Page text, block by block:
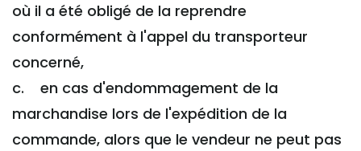
où il a été obligé de la reprendre
conformément à l'appel du transporteur
concerné,
c. en cas d'endommagement de la
marchandise lors de l'expédition de la
commande, alors que le vendeur ne peut pas